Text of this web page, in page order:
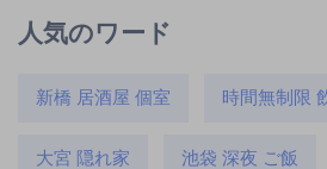
人気のワード
新橋 居酒屋 個室 時間無制限
大宮 隠れ家 池袋 深夜 ご飯